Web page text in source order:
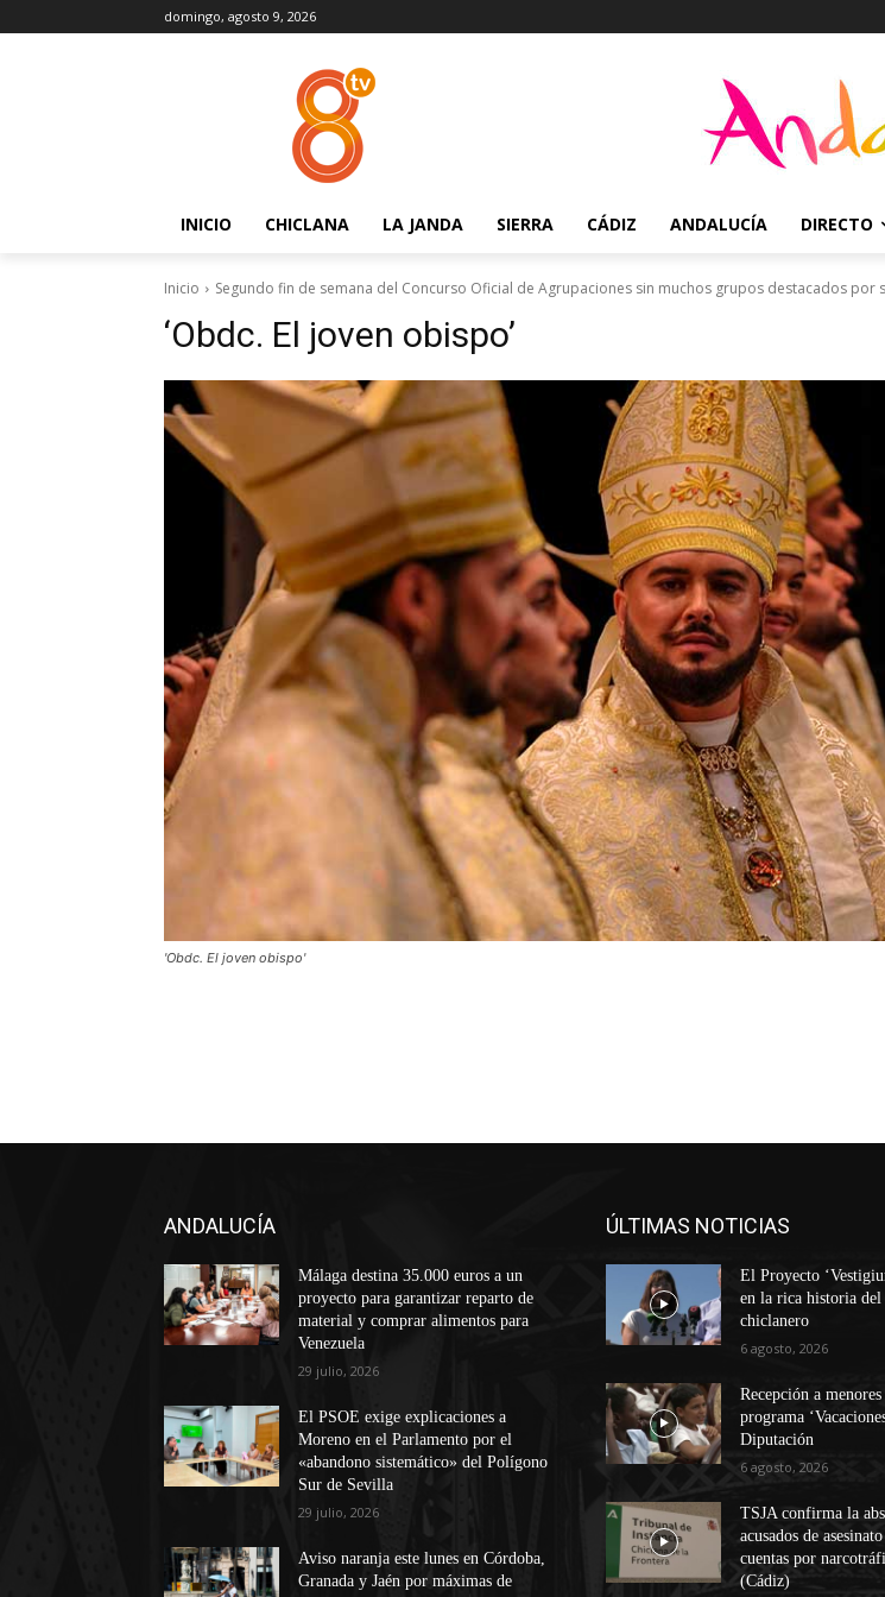
domingo, agosto 9, 2026
INICIO CHICLANA LA JANDA SIERRA CÁDIZ ANDALUCÍA DIRECTO
Inicio Segundo fin de semana del Concurso Oficial de Agrupaciones sin muchos grupos destacados por
‘Obdc. El joven obispo’
'Obdc. El joven obispo'
ANDALUCÍA
Málaga destina 35.000 euros a un
proyecto para garantizar reparto de
material y comprar alimentos para
Venezuela
29 julio, 2026
El PSOE exige explicaciones a
Moreno en el Parlamento por el
«abandono sistemático» del Polígono
Sur de Sevilla
29 julio, 2026
Aviso naranja este lunes en Córdoba,
Granada y Jaén por máximas de
ÚLTIMAS NOTICIAS
El Proyecto
en la rica historia
chiclanero
6 agosto, 2026
Recepción a menores
programa
Diputación
6 agosto, 2026
TSJA confirma la
acusados de
cuentas por
(Cádiz)